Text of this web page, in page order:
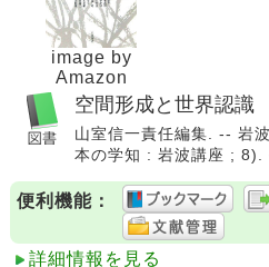
image by
Amazon
空間形成と世界認識
山室信一責任編集. -- 岩
本の学知 : 岩波講座 ;
便利機能：
詳細情報を見る